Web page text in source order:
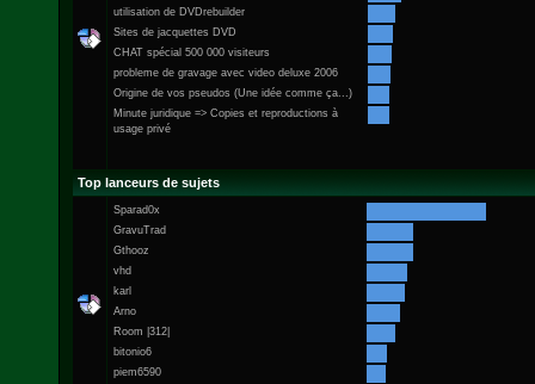
utilisation de DVDrebuilder
Sites de jacquettes DVD
CHAT spécial 500 000 visiteurs
probleme de gravage avec video deluxe 2006
Origine de vos pseudos (Une idée comme ça...)
Minute juridique => Copies et reproductions à
usage privé
Top lanceurs de sujets
Sparad0x
GravuTrad
Gthooz
vhd
karl
Arno
Room |312|
bitonio6
piem6590